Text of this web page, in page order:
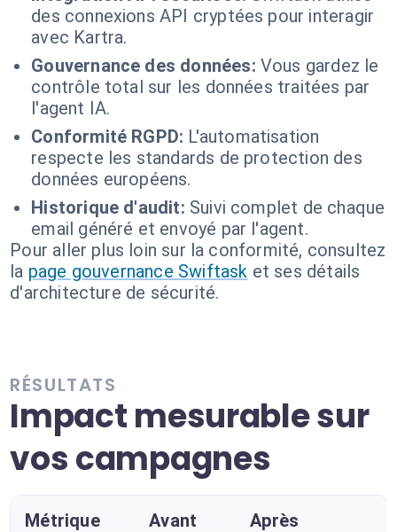
des connexions API cryptées pour interagir
avec Kartra.
Gouvernance des données: Vous gardez le
contrôle total sur les données traitées par
l'agent IA.
Conformité RGPD: L'automatisation
respecte les standards de protection des
données européens.
Historique d'audit: Suivi complet de chaque
email généré et envoyé par l'agent.
Pour aller plus loin sur la conformité, consultez
la page gouvernance Swiftask et ses détails
d'architecture de sécurité.
RÉSULTATS
Impact mesurable sur
vos campagnes
Métrique Avant Après